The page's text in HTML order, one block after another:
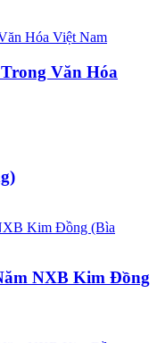
Văn Hóa
NXB Kim Đồng